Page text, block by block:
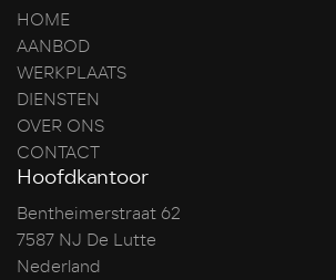
HOME
AANBOD
WERKPLAATS
DIENSTEN
OVER ONS
CONTACT
Hoofdkantoor
Bentheimerstraat 62
7587 NJ De Lutte
Nederland